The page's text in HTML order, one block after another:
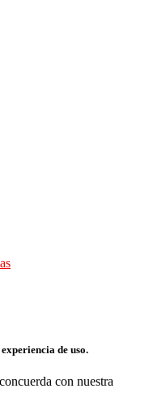
de uso.
con nuestra